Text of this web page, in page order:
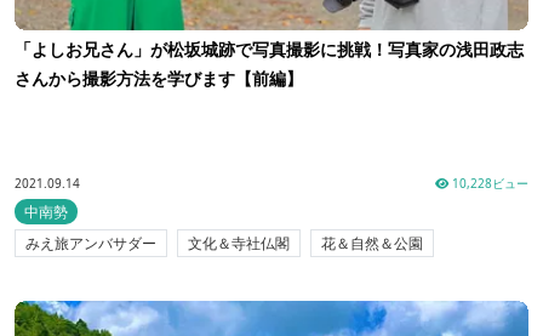
「よしお兄さん」が松坂城跡で写真撮影に挑戦！写真家の浅田政志
さんから撮影方法を学びます【前編】
2021.09.14 10,228ビュー
中南勢
みえ旅アンバサダー
文化＆寺社仏閣 花＆自然＆公園